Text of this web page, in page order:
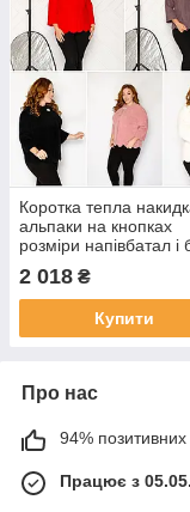
Коротка тепла
альпаки на кнопках
розміри напівбатал і
2 018 ₴
Купити
Про нас
94% позитивних
Працює з